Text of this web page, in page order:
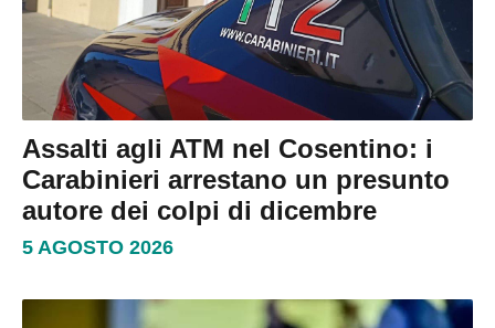
Assalti agli ATM nel Cosentino: i
Carabinieri arrestano un presunto
autore dei colpi di dicembre
5 AGOSTO 2026